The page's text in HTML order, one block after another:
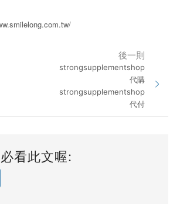
後一則
strongsupplementshop
代購
strongsupplementshop
代付
看此文喔: